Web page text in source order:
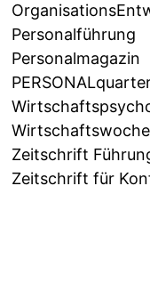
Personalführung
Personalmagazin
Wirtschaftswoche
Zeitschrift
Zeitschrift für